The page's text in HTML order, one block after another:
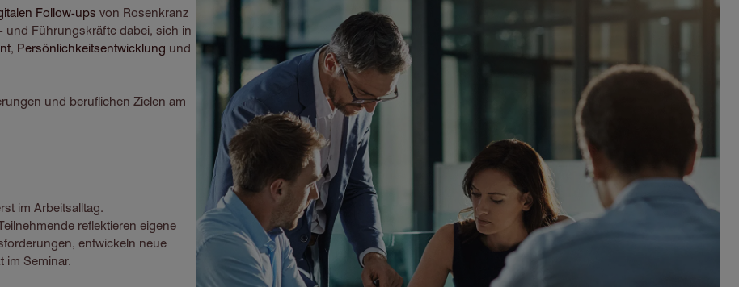
Follow-ups von Rosenkranz
und Führungskräfte dabei, sich in
, Persönlichkeitsentwicklung und
und beruflichen Zielen am
im Arbeitsalltag.
reflektieren eigene
entwickeln neue
im Seminar.